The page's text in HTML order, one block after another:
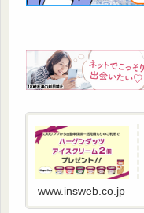
www.insweb.co.jp